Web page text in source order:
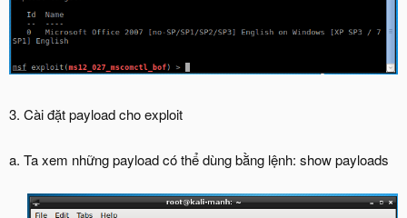
3. Cài đặt payload cho exploit
a. Ta xem những payload có thể dùng bằng lệnh: show payloads